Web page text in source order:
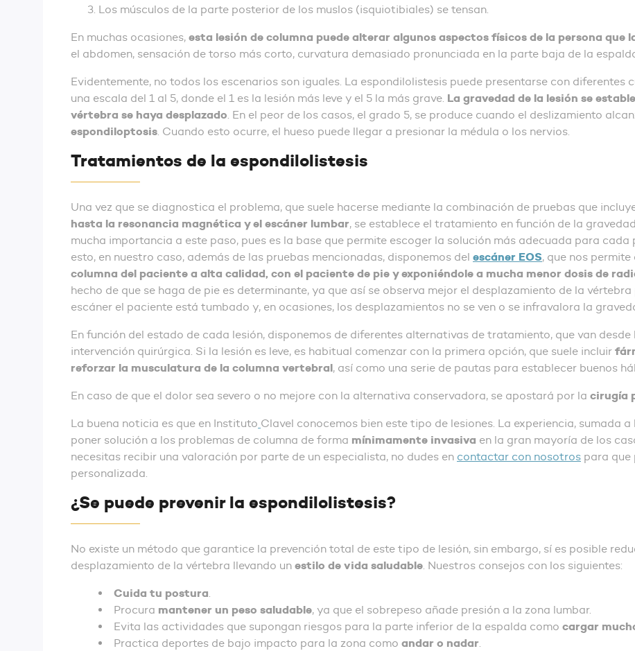
Los músculos de la parte posterior de los muslos (isquiotibiales) se tensan.
En muchas ocasiones, esta lesión de columna puede alterar algunos aspectos físicos de la persona que
el abdomen, sensación de torso más corto, curvatura demasiado pronunciada en la parte baja de la
Evidentemente, no todos los escenarios son iguales. La espondilolistesis puede presentarse con diferentes
una escala del 1 al 5, donde el 1 es la lesión más leve y el 5 la más grave. La gravedad de la lesión se
vértebra se haya desplazado. En el peor de los casos, el grado 5, se produce cuando el deslizamiento
espondiloptosis. Cuando esto ocurre, el hueso puede llegar a presionar la médula o los nervios.
Tratamientos de la espondilolistesis
Una vez que se diagnostica el problema, que suele hacerse mediante la combinación de pruebas que
hasta la resonancia magnética y el escáner lumbar, se establece el tratamiento en función de la
mucha importancia a este paso, pues es la base que permite escoger la solución más adecuada para
esto, en nuestro caso, además de las pruebas mencionadas, disponemos del escáner EOS, que nos
columna del paciente a alta calidad, con el paciente de pie y exponiéndole a mucha menor dosis de
hecho de que se haga de pie es determinante, ya que así se observa mejor el desplazamiento de la
escáner el paciente está tumbado y, en ocasiones, los desplazamientos no se ven o se infravalora la
En función del estado de cada lesión, disponemos de diferentes alternativas de tratamiento, que van
intervención quirúrgica. Si la lesión es leve, es habitual comenzar con la primera opción, que suele incluir
reforzar la musculatura de la columna vertebral, así como una serie de pautas para establecer buenos
En caso de que el dolor sea severo o no mejore con la alternativa conservadora, se apostará por la cirugía
La buena noticia es que en Instituto Clavel conocemos bien este tipo de lesiones. La experiencia, sumada
poner solución a los problemas de columna de forma mínimamente invasiva en la gran mayoría de los
necesitas recibir una valoración por parte de un especialista, no dudes en contactar con nosotros para
personalizada.
¿Se puede prevenir la espondilolistesis?
No existe un método que garantice la prevención total de este tipo de lesión, sin embargo, sí es posible
desplazamiento de la vértebra llevando un estilo de vida saludable. Nuestros consejos con los siguientes:
Cuida tu postura.
Procura mantener un peso saludable, ya que el sobrepeso añade presión a la zona lumbar.
Evita las actividades que supongan riesgos para la parte inferior de la espalda como cargar
Practica deportes de bajo impacto para la zona como andar o nadar.